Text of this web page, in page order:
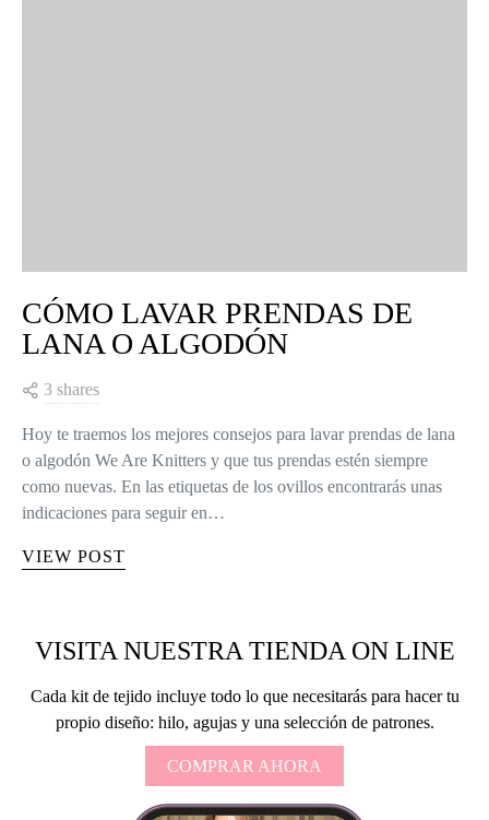
CÓMO LAVAR PRENDAS DE
LANA O ALGODÓN
3 shares
Hoy te traemos los mejores consejos para lavar prendas de lana
o algodón We Are Knitters y que tus prendas estén siempre
como nuevas. En las etiquetas de los ovillos encontrarás unas
indicaciones para seguir en…
VIEW POST
VISITA NUESTRA TIENDA ON LINE
Cada kit de tejido incluye todo lo que necesitarás para hacer tu
propio diseño: hilo, agujas y una selección de patrones.
COMPRAR AHORA